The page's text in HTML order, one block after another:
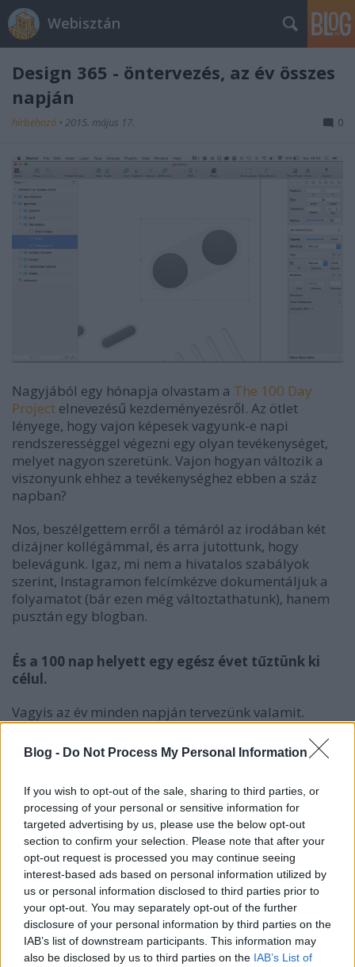
Blog - Do Not Process My Personal Information
If you wish to opt-out of the sale, sharing to third parties, or
processing of your personal or sensitive information for
targeted advertising by us, please use the below opt-out
section to confirm your selection. Please note that after your
opt-out request is processed you may continue seeing
interest-based ads based on personal information utilized by
us or personal information disclosed to third parties prior to
your opt-out. You may separately opt-out of the further
disclosure of your personal information by third parties on the
IAB’s list of downstream participants. This information may
also be disclosed by us to third parties on the IAB’s List of
Webisztán
Design 365 - öntervezés, az év összes
napján
hírbehozó • 2015. május 17. 0
Nagyjából egy hónapja olvastam a The 100 Day
Project elnevezésű kezdeményezésről. Az ötlet
lényege, hogy vajon képesek vagyunk-e napi
rendszerességgel végezni egy olyan tevékenységet,
melyet nagyon szeretünk. Vajon hogyan változik a
viszonyunk ehhez a tevékenységhez ebben a száz
napban?
Nos, beszélgettem erről a témáról az irodában két
dizájner kollégámmal, és arra jutottunk, hogy
belevágunk. Igaz, mi nem a hivatalos szabályok
szerint, Instagramon felcímkézve dokumentáljuk a
folyamatot (bár ezen még változtathatunk), hanem
pusztán egy blogban.
És a 100 nap helyett egy egész évet tűztünk ki
célul.
Vagyis az év minden napján tervezünk valamit.
Bármit. Egy ikont, egy színátmenetet, egy
kompozíciót, egy gombot, felhasználói felületet,
tényleg bármit, ami csak érdekel minket az adott
Hárman heti váltásban indultunk neki az egyéves
projektnek. Én kezdtem az első hetet. Őszintén szólva
az első pár napban eléggé lehetetlennek gondoltam,
hogy munka, család és szórakozás mellett még
külön időt szenteljek arra, hogy háromhetente egy
hét minden napján készítsek valamit egy blognak.
Egy hét után azonban azt gondolom, hogy igenis
lehetséges lesz végigcsinálni ezt az évet. Sőt, abban